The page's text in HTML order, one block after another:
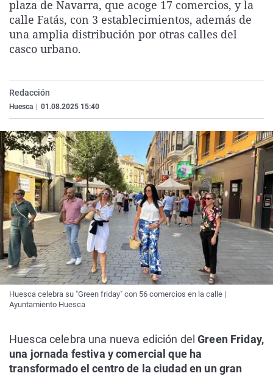
La rosa de los vientos
Gente viajera
Caso
Retornados
Extremadura
Galicia
Virales
Televisión
plaza de Navarra, que acoge 17 comercios, y la
calle Fatás, con 3 establecimientos, además de
una amplia distribución por otras calles del
casco urbano.
Redacción
Huesca 01.08.2025 15:40
Huesca celebra su "Green friday" con 56 comercios en la calle |
Ayuntamiento Huesca
Huesca celebra una nueva edición delGreen Friday,
una jornada festiva y comercial que ha
transformado el centro de la ciudad en un gran